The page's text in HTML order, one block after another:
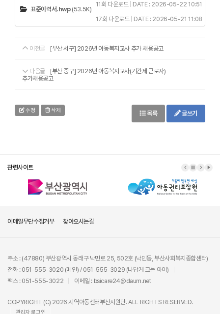
11회 다운로드 | DATE : 2026-05-22 10:51
표준이력서.hwp(53.5K)
17회 다운로드 | DATE : 2026-05-21 11:08
이전글 [부산 서구] 2026년 아동복지교사 추가 채용공고
다음글
[부산 중구] 2026년 아동복지교사(기간제 근로자)
추가채용공고
수정 삭제 목록 글쓰기
관련사이트
이메일무단수집거부 찾아오시는길
주소 : (47880) 부산광역시 동래구 낙민로 25, 502호 (낙민동, 부산사회복지종합센터)
전화 : 051-555-3020 (메인) / 051-555-3029 (나답게 크는 아이)
팩스 : 051-555-3022
이메일 : bsicare24@daum.net
COPYRIGHT (C) 2026 지역아동센터부산지원단. ALL RIGHTS RESERVED.
관리자 로그인